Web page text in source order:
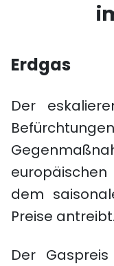
Erdgas
Der
dem
Preise antreibt.
Der